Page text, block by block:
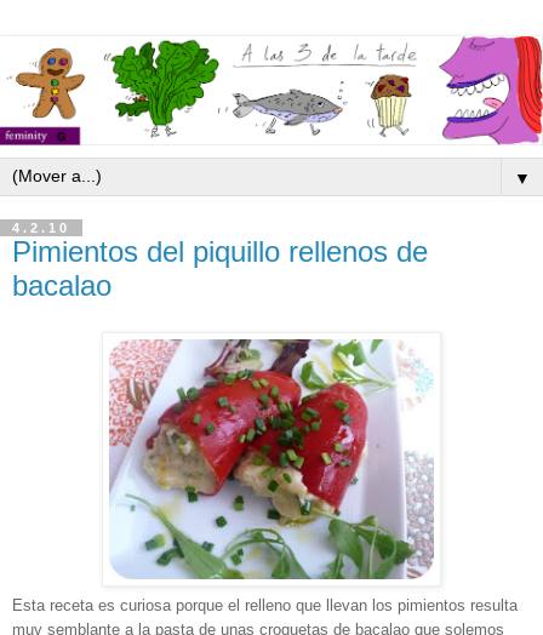
▼
4.2.10
Pimientos del piquillo rellenos de
bacalao
Esta receta es curiosa porque el relleno que llevan los pimientos resulta
muy semblante a la pasta de unas croquetas de bacalao que solemos